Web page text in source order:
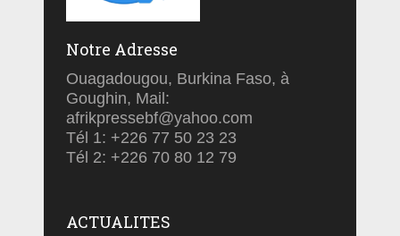
Notre Adresse
Ouagadougou, Burkina Faso, à
Goughin, Mail:
afrikpressebf@yahoo.com
Tél 1: +226 77 50 23 23
Tél 2: +226 70 80 12 79
ACTUALITES